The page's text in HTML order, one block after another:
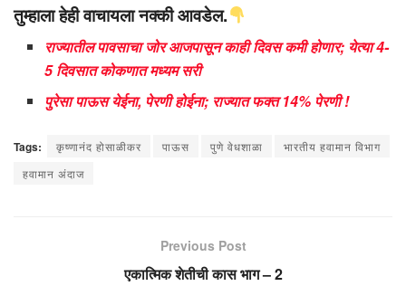
तुम्हाला हेही वाचायला नक्की आवडेल.
राज्यातील पावसाचा जोर आजपासून काही दिवस कमी होणार; येत्या 4-
5 दिवसात कोकणात मध्यम सरी
पुरेसा पाऊस येईना, पेरणी होईना; राज्यात फक्त 14% पेरणी !
Tags: कृष्णानंद होसाळीकर पाऊस पुणे वेधशाळा
भारतीय हवामान विभाग
हवामान अंदाज
Previous Post
एकात्मिक शेतीची कास भाग – 2